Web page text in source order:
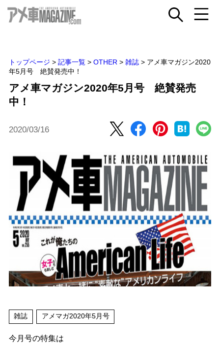
トップページ > 記事一覧 > OTHER > 雑誌 > アメ車マガジン2020
年5月号 絶賛発売中！
アメ車マガジン2020年5月号 絶賛発売
中！
2020/03/16
雑誌 アメマガ2020年5月号
今月号の特集は